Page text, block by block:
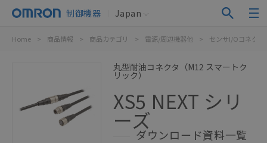
制御機器 Japan
Home > 商品情報 > 商品カテゴリ > 電源/周辺機器他 > センサI/Oコネク
丸型耐油コネクタ（M12 スマートク
リック）
XS5 NEXT シリ
ーズ
ダウンロード資料一覧